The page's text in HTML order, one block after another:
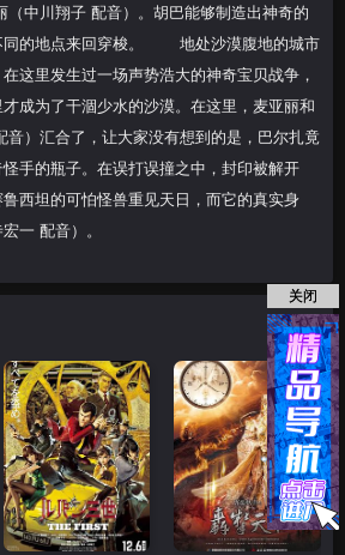
（中川翔子 配音）。胡巴能够制造出神奇的
同的地点来回穿梭。 地处沙漠腹地的城市
这里发生过一场声势浩大的神奇宝贝战争，
成为了干涸少水的沙漠。在这里，麦亚丽和
音）汇合了，让大家没有想到的是，巴尔扎竟
手的瓶子。在误打误撞之中，封印被解开
西坦的可怕怪兽重见天日，而它的真实身
一 配音）。
关闭